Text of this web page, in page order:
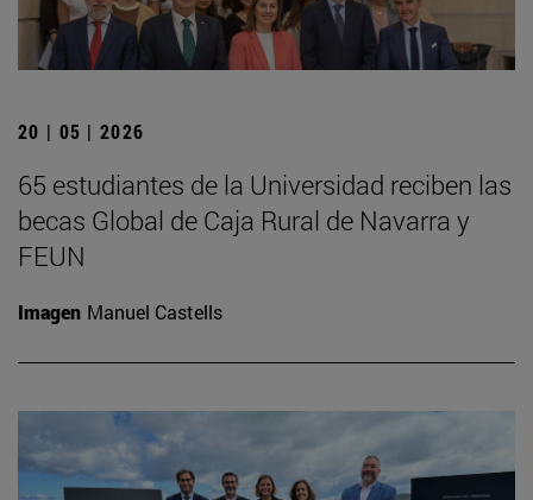
20 | 05 | 2026
65 estudiantes de la Universidad reciben las
becas Global de Caja Rural de Navarra y
FEUN
Imagen Manuel Castells